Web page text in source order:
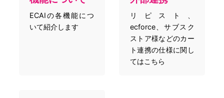
ECAIの各機能につ
いて紹介します
リピスト、
ecforce、サブスク
ストア様などのカー
ト連携の仕様に関し
てはこちら